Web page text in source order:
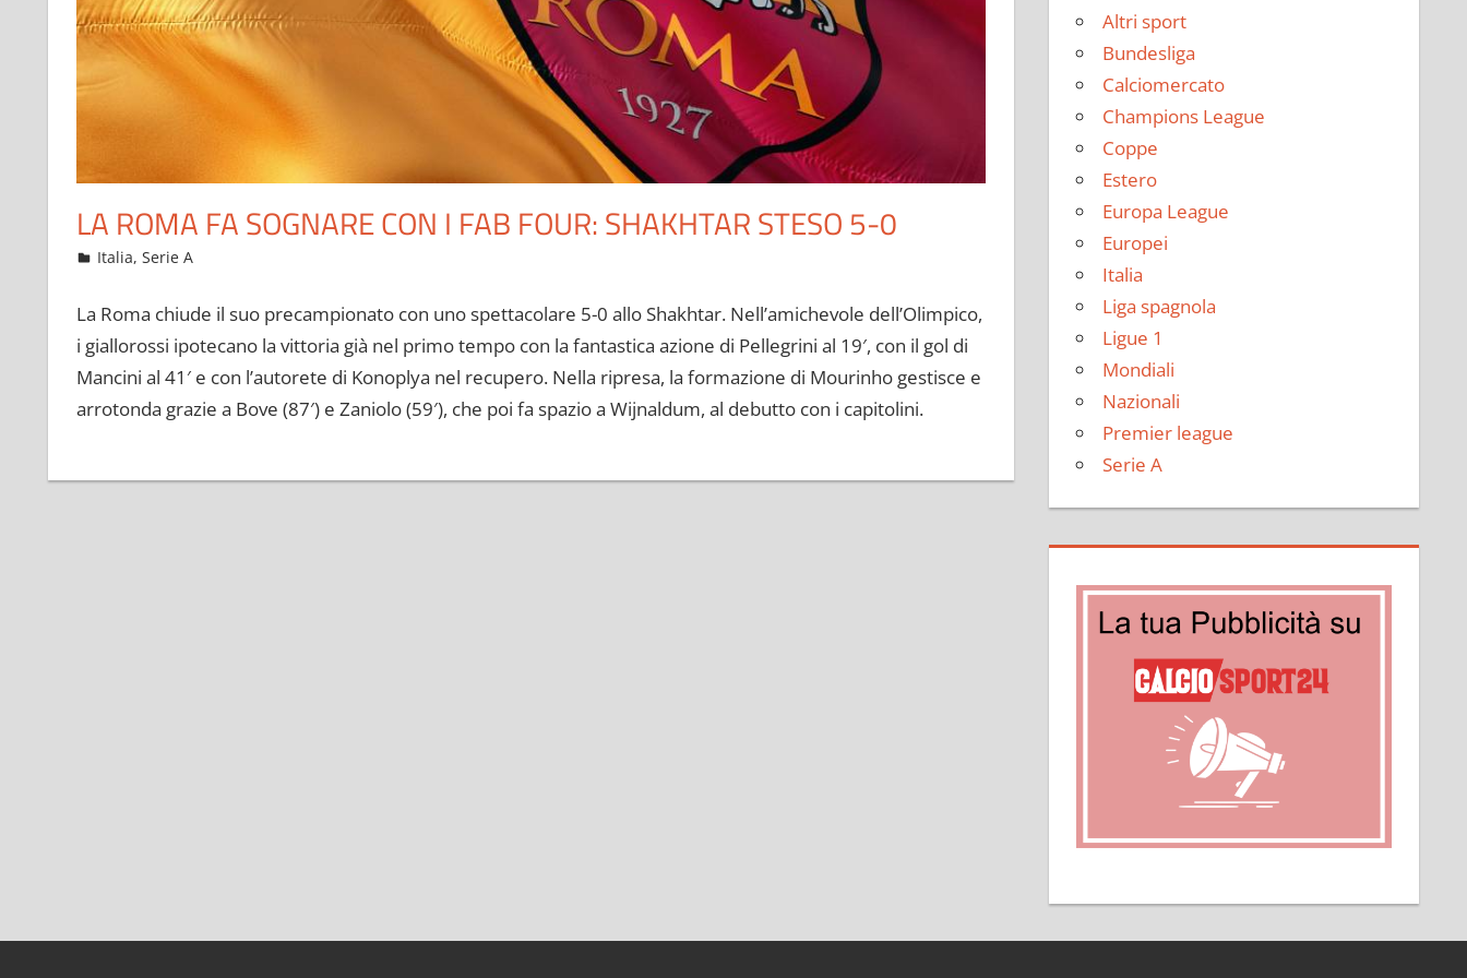
LA ROMA FA SOGNARE CON I FAB FOUR: SHAKHTAR STESO 5-0
Agosto 8, 2022
admin
Italia,Serie A
La Roma chiude il suo precampionato con uno spettacolare 5-0 allo Shakhtar. Nell’amichevole dell’Olimpico,
i giallorossi ipotecano la vittoria già nel primo tempo con la fantastica azione di Pellegrini al 19′, con il gol di
Mancini al 41′ e con l’autorete di Konoplya nel recupero. Nella ripresa, la formazione di Mourinho gestisce e
arrotonda grazie a Bove (87′) e Zaniolo (59′), che poi fa spazio a Wijnaldum, al debutto con i capitolini.
Altri sport
Bundesliga
Calciomercato
Champions League
Coppe
Estero
Europa League
Europei
Italia
Liga spagnola
Ligue 1
Mondiali
Nazionali
Premier league
Serie A